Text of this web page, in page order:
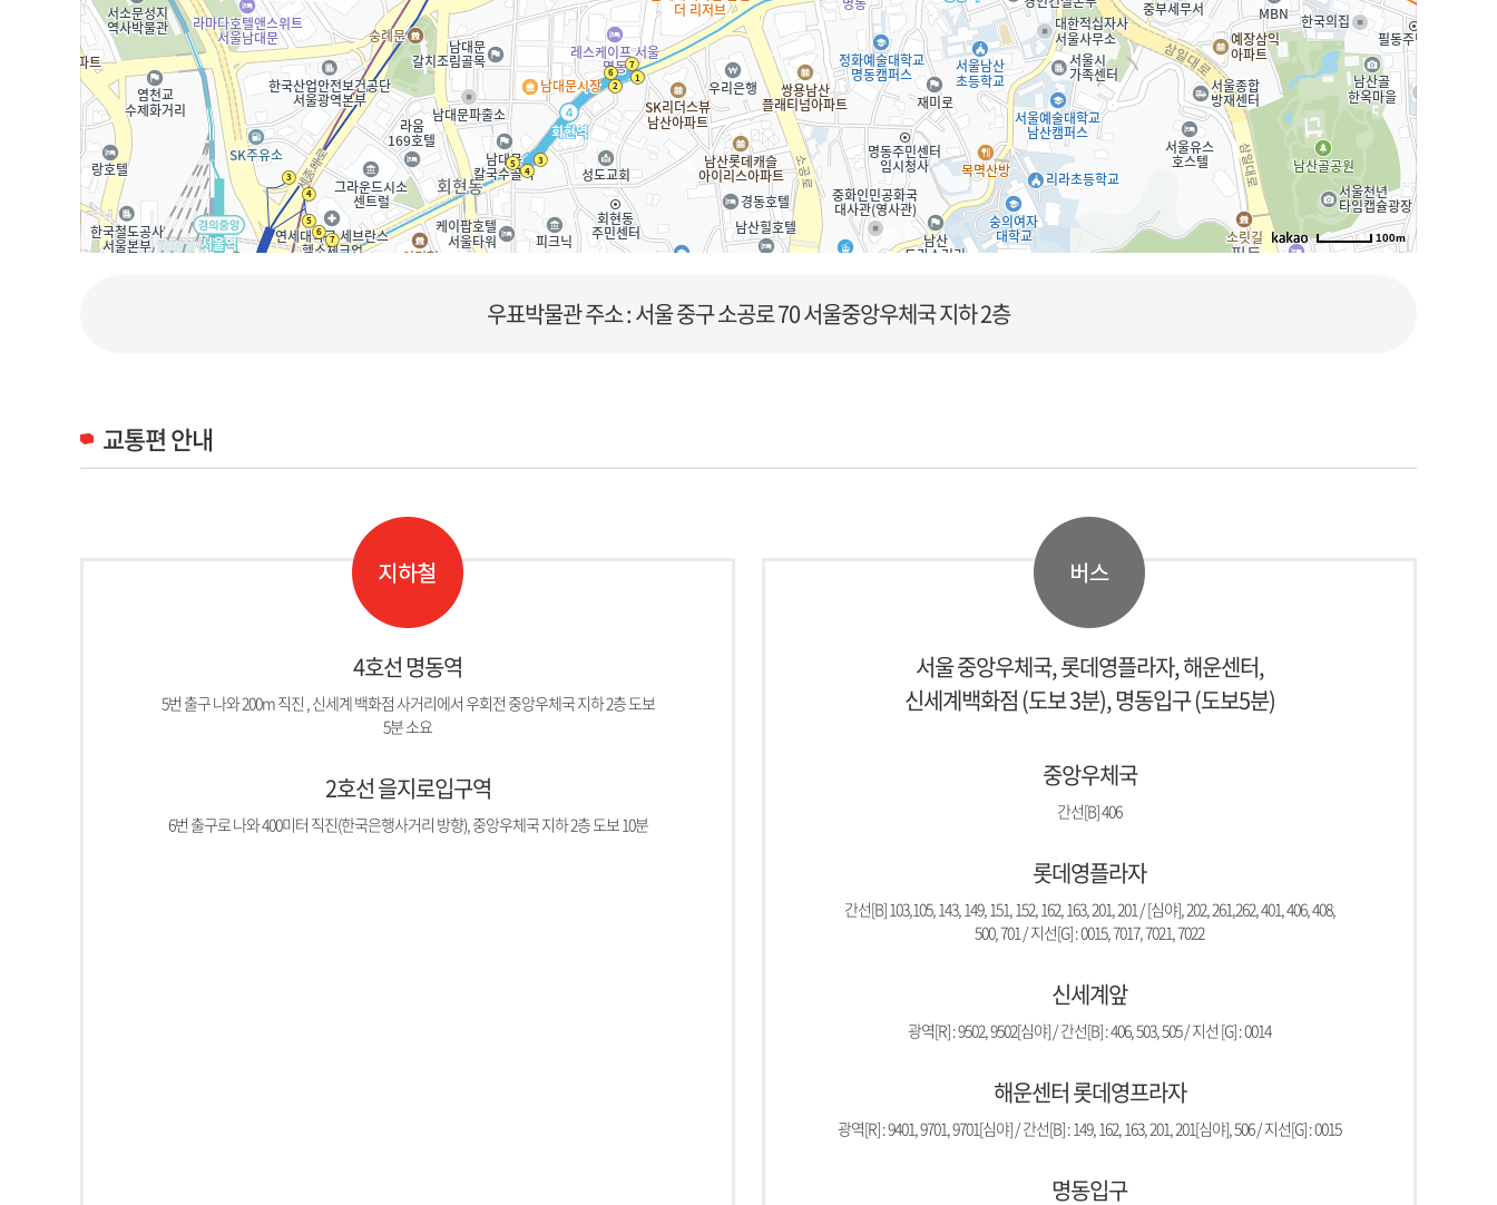
100m
우표박물관주소 : 서울 중구 소공로 70 서울중앙우체국 지하 2층
교통편 안내
4호선 명동역
5번 출구 나와 200m 직진 , 신세계 백화점 사거리에서 우회전 중앙우체국 지하 2층 도보
5분 소요
2호선 을지로입구역
6번 출구로 나와 400미터 직진(한국은행사거리 방향), 중앙우체국 지하 2층 도보 10분
서울 중앙우체국, 롯데영플라자, 해운센터,
신세계백화점 (도보 3분), 명동입구 (도보5분)
중앙우체국
간선[B] 406
롯데영플라자
간선[B] 103,105, 143, 149, 151, 152, 162, 163, 201, 201 / [심야], 202, 261,262, 401, 406, 408,
500, 701 / 지선[G] : 0015, 7017, 7021, 7022
신세계앞
광역[R] : 9502, 9502[심야] / 간선[B] : 406, 503, 505 / 지선 [G] : 0014
해운센터 롯데영프라자
광역[R] : 9401, 9701, 9701[심야] / 간선[B] : 149, 162, 163, 201, 201[심야], 506 / 지선[G] : 0015
명동입구